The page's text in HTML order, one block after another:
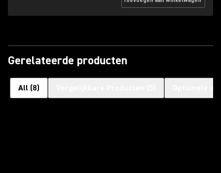
Gerelateerde producten
All (8)